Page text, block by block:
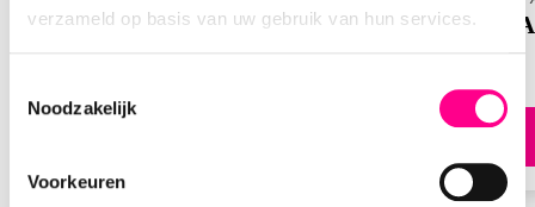
verzameld op basis van uw gebruik van hun services.
Noodzakelijk
Voorkeuren
wordt gevraagd. Het volledige bedrag op de
Hoe lang is de Douglas cadeaukaart geldig?
Goed nieuws, de Douglas giftcard is onbeperkt
geldig. Je kunt er dus altijd van blijven genieten.
Nationale Keuze Cadeaukaart ICI